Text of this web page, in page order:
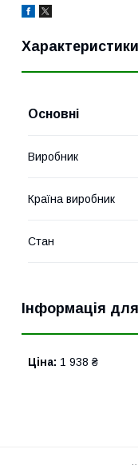
Характеристики
Основні
Виробник
Країна виробник
Стан
Інформація
Ціна: 1 938 ₴